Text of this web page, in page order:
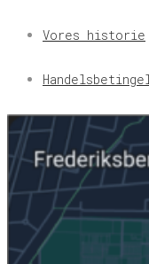
Vores historie